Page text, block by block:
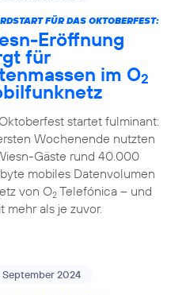
FÜR DAS OKTOBERFEST:
Eröffnung
für
im O2
startet fulminant:
Wochenende nutzten
Gäste rund 40.000
mobiles Datenvolumen
von O2Telefónica – und
mehr als je zuvor.
September 2024